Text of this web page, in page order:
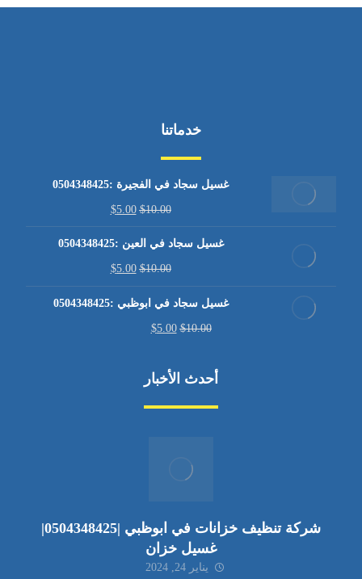
خدماتنا
غسيل سجاد في الفجيرة :0504348425
$10.00
$5.00
غسيل سجاد في العين :0504348425
$10.00
$5.00
غسيل سجاد في ابوظبي :0504348425
$10.00
$5.00
أحدث الأخبار
شركة تنظيف خزانات في ابوظبي |0504348425|
غسيل خزان
يناير 24, 2024